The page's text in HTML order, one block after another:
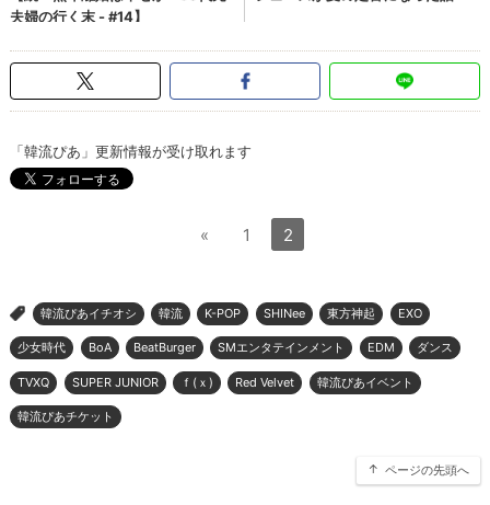
「韓流ぴあ」更新情報が受け取れます
« 1 2
> 韓流ぴあイチオシ 韓流 K-POP SHINee 東方神起 EXO
少女時代 BoA BeatBurger SMエンタテインメント EDM ダンス
TVXQ SUPER JUNIOR ｆ(ｘ) Red Velvet 韓流ぴあイベント
韓流ぴあチケット
ページの先頭へ